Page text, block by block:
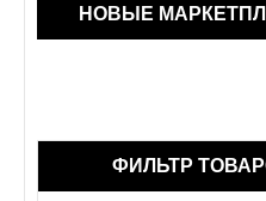
НОВЫЕ
ФИЛЬТР